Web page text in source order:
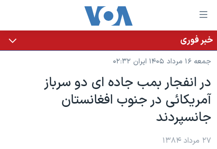
لینکهای
قابل
دسترسی
جهش
محتوای
اصلی
جهش
صفحه
خانه
نسخه سبک وب‌سایت
موضوع ها
ایران
آمریکا
جهان
برنامه های تلویزیونی
جدول برنامه ها
صفحه‌های ویژه
خبر فوری
جمعه ۱۶ مرداد ۱۴۰۵ ایران ۰۲:۳۲
در انفجار بمب جاده ای دو سرباز
آمريکائی در جنوب افغانستان
جانسپردند
۲۷ مرداد ۱۳۸۴